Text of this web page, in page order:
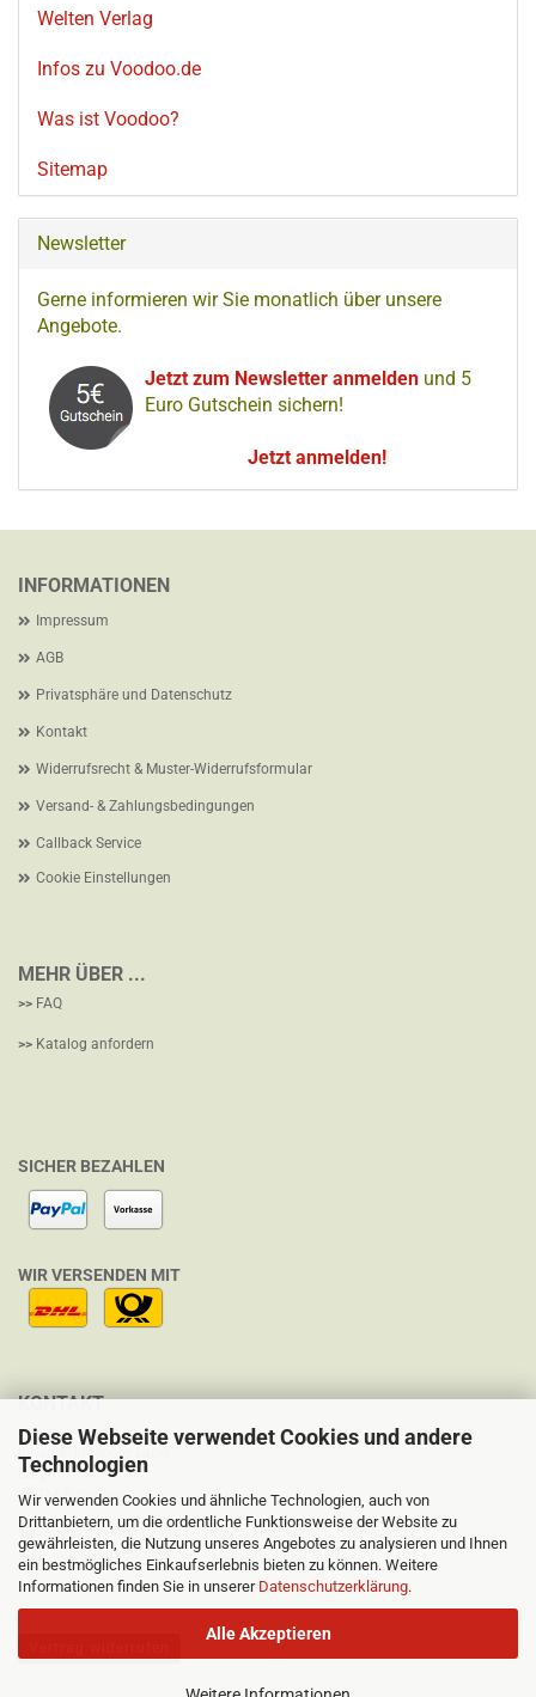
Diese Webseite verwendet Cookies und andere
Technologien
Wir verwenden Cookies und ähnliche Technologien, auch von
Drittanbietern, um die ordentliche Funktionsweise der Website zu
gewährleisten, die Nutzung unseres Angebotes zu analysieren und Ihnen
ein bestmögliches Einkaufserlebnis bieten zu können. Weitere
Informationen finden Sie in unserer Datenschutzerklärung.
Alle Akzeptieren
Welten Verlag
Infos zu Voodoo.de
Was ist Voodoo?
Sitemap
Newsletter
Gerne informieren wir Sie monatlich über unsere
Angebote.
Jetzt zum Newsletter anmelden und 5
Euro Gutschein sichern!
Jetzt anmelden!
INFORMATIONEN
Impressum
AGB
Privatsphäre und Datenschutz
Kontakt
Widerrufsrecht & Muster-Widerrufsformular
Versand- & Zahlungsbedingungen
Callback Service
Cookie Einstellungen
MEHR ÜBER ...
>> FAQ
>> Katalog anfordern
SICHER BEZAHLEN
WIR VERSENDEN MIT
KONTAKT
Welten-Verlag e.K.
Inhaber: Ingeborg Laber
Burgfriedstr. 33
83024 Rosenheim
Telefon:08031-4081290
Mail: laber@voodoo.de